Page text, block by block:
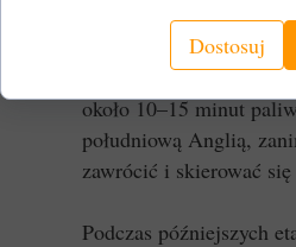
przyspieszenie
równie podatny na
które miał chronić. Bf
około 10–15 minut
południową Anglią,
zawrócić i skierować
Podczas późniejszych
Dostosuj